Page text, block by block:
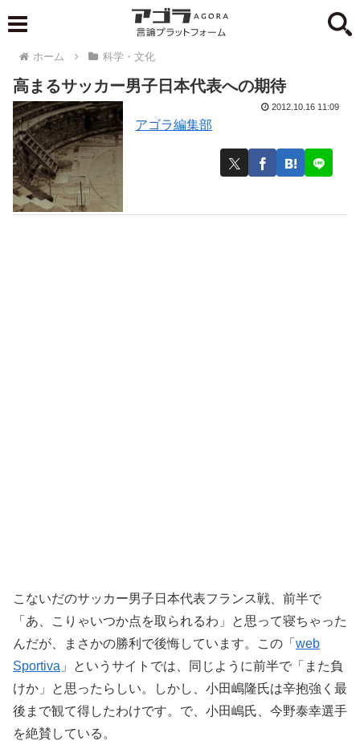
ホーム 科学・文化
高まるサッカー男子日本代表への期待
アゴラ編集部
2012.10.16 11:09
こないだのサッカー男子日本代表フランス戦、前半で
「あ、こりゃいつか点を取られるわ」と思って寝ちゃった
んだが、まさかの勝利で後悔しています。この「 web
Sportiva 」というサイトでは、同じように前半で「また負
けか」と思ったらしい。しかし、小田嶋隆氏は辛抱強く最
後まで観て得したわけです。で、小田嶋氏、今野泰幸選手
を絶賛している。